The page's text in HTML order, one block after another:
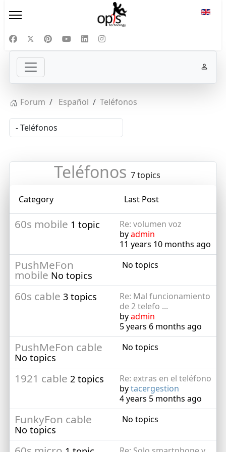
Forum Español Teléfonos
Teléfonos 7 topics
Category Last Post
60s mobile 1 topic
Re: volumen voz
byadmin
11 years 10 months ago
PushMeFon
mobile No topics
No topics
60s cable 3 topics
Re: Mal funcionamiento
de 2 telefo ...
byadmin
5 years 6 months ago
PushMeFon cable
No topics
No topics
1921 cable 2 topics
Re: extras en el teléfono
bytacergestion
4 years 5 months ago
FunkyFon cable
No topics
No topics